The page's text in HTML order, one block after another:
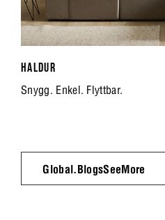
HALDUR
Snygg. Enkel. Flyttbar.
Global.BlogsSeeMore